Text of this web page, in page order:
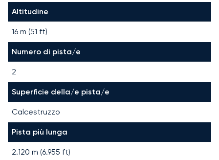
Altitudine
16 m (51 ft)
Numero di pista/e
2
Superficie della/e pista/e
Calcestruzzo
Pista più lunga
2.120 m (6.955 ft)